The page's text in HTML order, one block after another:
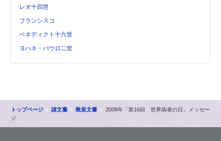
レオ十四世
フランシスコ
ベネディクト十六世
ヨハネ・パウロ二世
トップページ 諸文書 教皇文書
2008年「第16回 世界病者の日」メッセー
ジ